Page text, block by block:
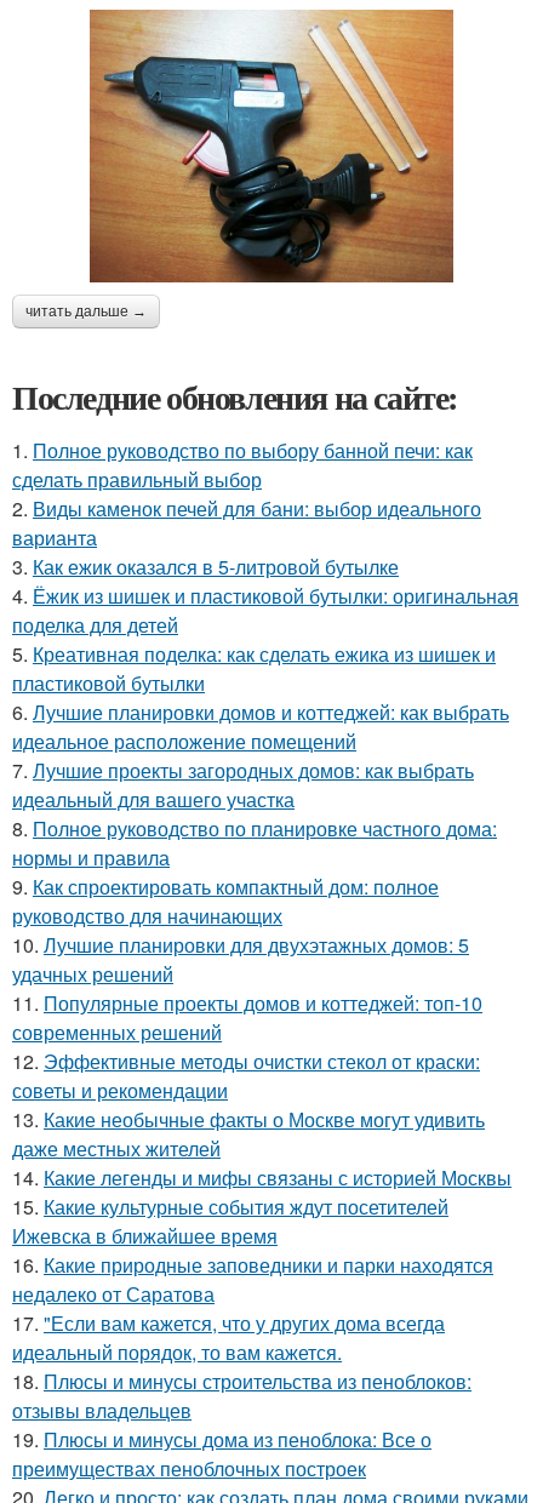
читать дальше →
Последние обновления на сайте:
1. Полное руководство по выбору банной печи: как
сделать правильный выбор
2. Виды каменок печей для бани: выбор идеального
варианта
3. Как ежик оказался в 5-литровой бутылке
4. Ёжик из шишек и пластиковой бутылки: оригинальная
поделка для детей
5. Креативная поделка: как сделать ежика из шишек и
пластиковой бутылки
6. Лучшие планировки домов и коттеджей: как выбрать
идеальное расположение помещений
7. Лучшие проекты загородных домов: как выбрать
идеальный для вашего участка
8. Полное руководство по планировке частного дома:
нормы и правила
9. Как спроектировать компактный дом: полное
руководство для начинающих
10. Лучшие планировки для двухэтажных домов: 5
удачных решений
11. Популярные проекты домов и коттеджей: топ-10
современных решений
12. Эффективные методы очистки стекол от краски:
советы и рекомендации
13. Какие необычные факты о Москве могут удивить
даже местных жителей
14. Какие легенды и мифы связаны с историей Москвы
15. Какие культурные события ждут посетителей
Ижевска в ближайшее время
16. Какие природные заповедники и парки находятся
недалеко от Саратова
17. "Если вам кажется, что у других дома всегда
идеальный порядок, то вам кажется.
18. Плюсы и минусы строительства из пеноблоков:
отзывы владельцев
19. Плюсы и минусы дома из пеноблока: Все о
преимуществах пеноблочных построек